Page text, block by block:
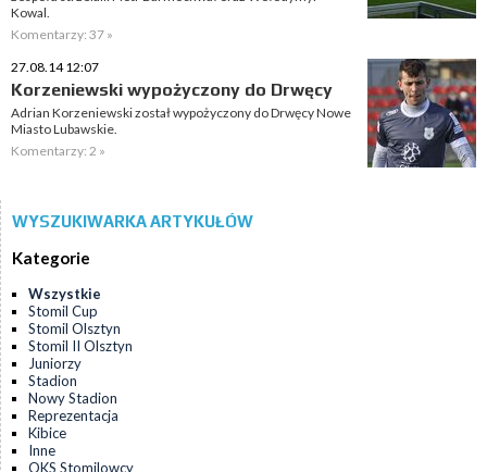
Kowal.
Komentarzy: 37 »
27.08.14 12:07
Korzeniewski wypożyczony do Drwęcy
Adrian Korzeniewski został wypożyczony do Drwęcy Nowe
Miasto Lubawskie.
Komentarzy: 2 »
WYSZUKIWARKA ARTYKUŁÓW
Kategorie
Wszystkie
Stomil Cup
Stomil Olsztyn
Stomil II Olsztyn
Juniorzy
Stadion
Nowy Stadion
Reprezentacja
Kibice
Inne
OKS Stomilowcy